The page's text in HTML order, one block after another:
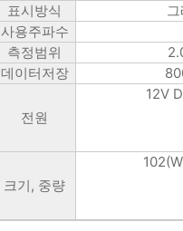
표시방식
사용주파수
측정범위
데이터저장
전원
12V
크기, 중량